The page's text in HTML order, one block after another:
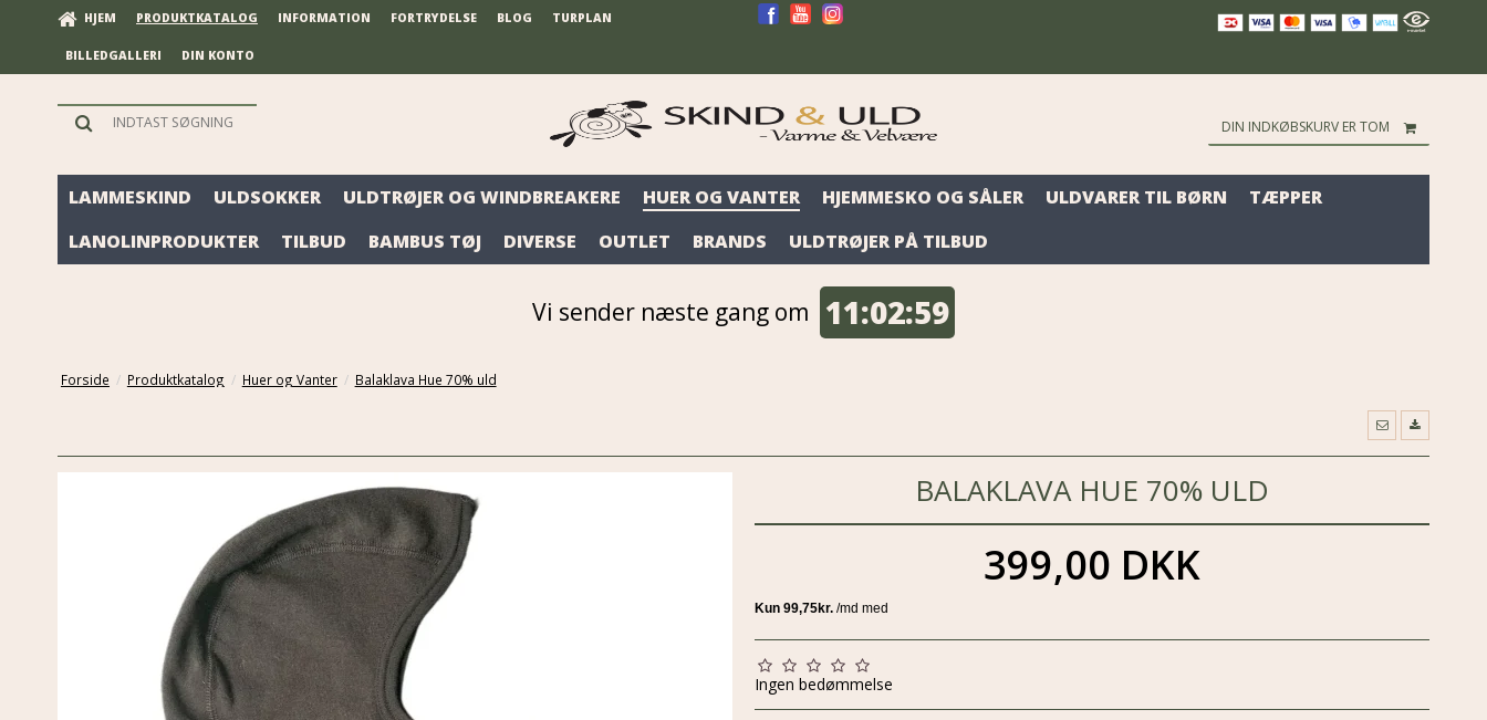
HJEM PRODUKTKATALOG INFORMATION FORTRYDELSE BLOG TURPLAN
BILLEDGALLERI DIN KONTO
DIN INDKØBSKURV ER TOM
LAMMESKIND ULDSOKKER ULDTRØJER OG WINDBREAKERE HUER OG VANTER HJEMMESKO OG SÅLER ULDVARER TIL BØRN
TÆPPER
LANOLINPRODUKTER
TILBUD BAMBUS TØJ DIVERSE OUTLET BRANDS ULDTRØJER PÅ TILBUD
Vi sender næste gang om 11:02:58
Forside / Produktkatalog / Huer og Vanter / Balaklava Hue 70% uld
BALAKLAVA HUE 70% ULD
399,00 DKK
Ingen bedømmelse